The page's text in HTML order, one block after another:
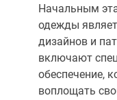
Начальным
одежды
дизайнов и
включают
обеспечение,
воплощать